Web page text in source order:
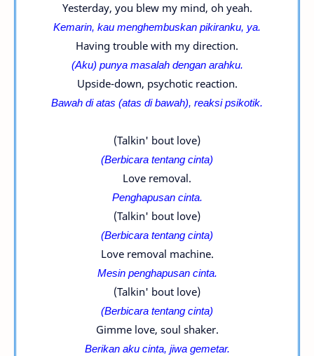
Yesterday, you blew my mind, oh yeah.
Kemarin, kau menghembuskan pikiranku, ya.
Having trouble with my direction.
(Aku) punya masalah dengan arahku.
Upside-down, psychotic reaction.
Bawah di atas (atas di bawah), reaksi psikotik.
(Talkin' bout love)
(Berbicara tentang cinta)
Love removal.
Penghapusan cinta.
(Talkin' bout love)
(Berbicara tentang cinta)
Love removal machine.
Mesin penghapusan cinta.
(Talkin' bout love)
(Berbicara tentang cinta)
Gimme love, soul shaker.
Berikan aku cinta, jiwa gemetar.